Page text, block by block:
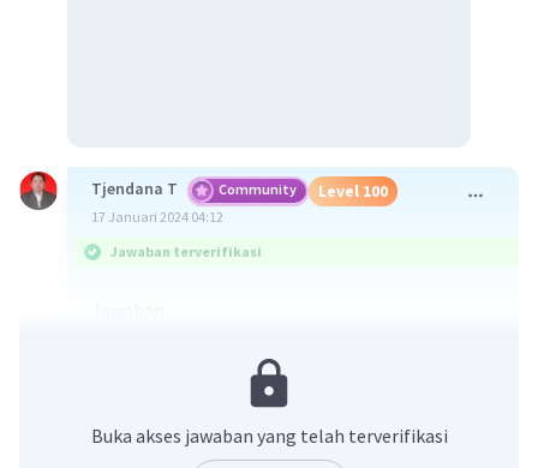
Tjendana T Community Level 100
17 Januari 2024 04:12
Jawaban terverifikasi
Pembahasan
Buka akses jawaban yang telah terverifikasi